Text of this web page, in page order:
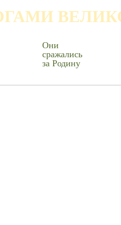
Они
сражались
за Родину